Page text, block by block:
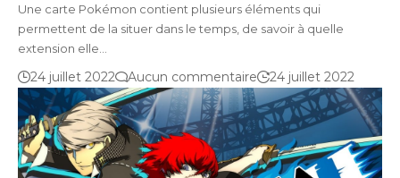
Une carte Pokémon contient plusieurs éléments qui
permettent de la situer dans le temps, de savoir à quelle
extension elle…
24 juillet 2022 Aucun commentaire 24 juillet 2022